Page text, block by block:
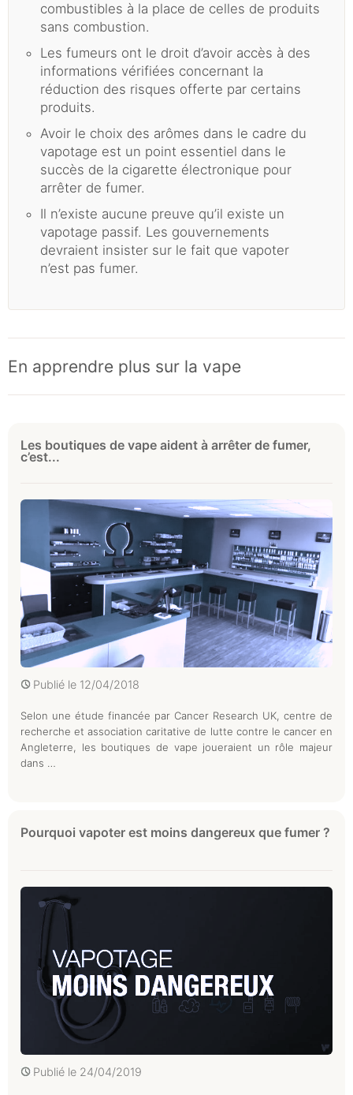
combustibles à la place de celles de produits
sans combustion.
Les fumeurs ont le droit d’avoir accès à des
informations vérifiées concernant la
réduction des risques offerte par certains
produits.
Avoir le choix des arômes dans le cadre du
vapotage est un point essentiel dans le
succès de la cigarette électronique pour
arrêter de fumer.
Il n’existe aucune preuve qu’il existe un
vapotage passif. Les gouvernements
devraient insister sur le fait que vapoter
n’est pas fumer.
En apprendre plus sur la vape
Les boutiques de vape aident à arrêter de fumer,
c’est...
Publié le 12/04/2018
Selon une étude financée par Cancer Research UK, centre de
recherche et association caritative de lutte contre le cancer en
Angleterre, les boutiques de vape joueraient un rôle majeur
dans …
Pourquoi vapoter est moins dangereux que fumer ?
Publié le 24/04/2019